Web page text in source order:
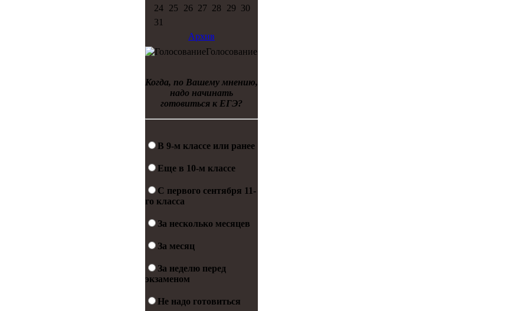
24
25 26 27 28 29 30
31
Архив
Голосование
Когда, по Вашему мнению,
надо начинать
готовиться к ЕГЭ?
В 9-м классе или ранее
Еще в 10-м классе
С первого сентября 11-
го класса
За несколько месяцев
За месяц
За неделю перед
экзаменом
Не надо готовиться